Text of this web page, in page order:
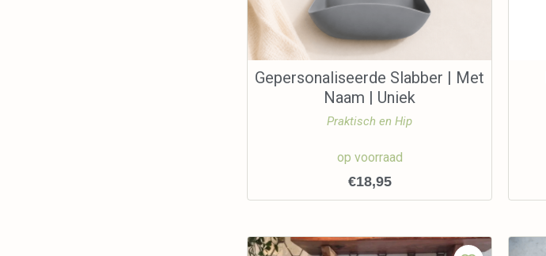
Gepersonaliseerde Slabber | Met
Naam | Uniek
Praktisch en Hip
op voorraad
€18,95